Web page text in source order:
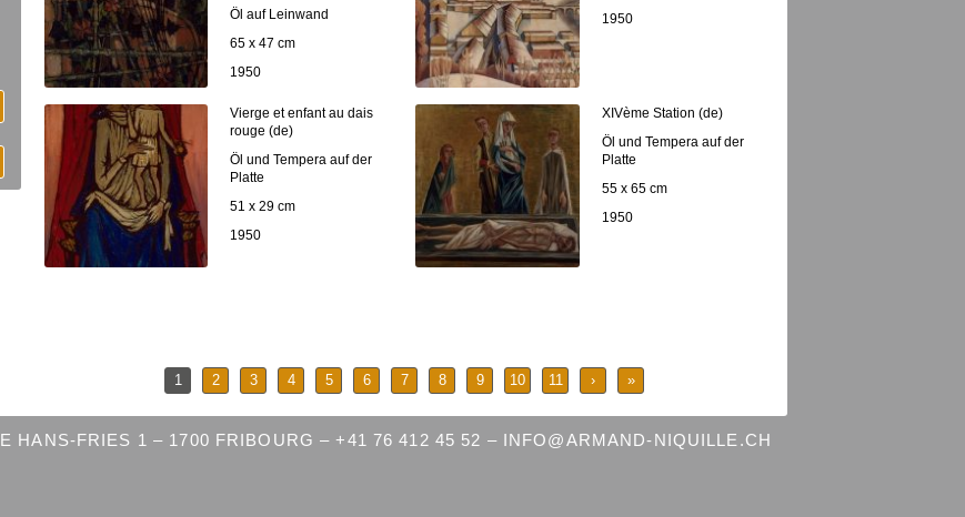
Öl auf Leinwand
65 x 47 cm
1950
1950
Vierge et enfant au dais
rouge (de)
Öl und Tempera auf der
Platte
51 x 29 cm
1950
XIVème Station (de)
Öl und Tempera auf der
Platte
55 x 65 cm
1950
1 2 3 4 5 6 7 8 9 10 11 › »
HANS-FRIES 1 – 1700 FRIBOURG – +41 76 412 45 52 – INFO@ARMAND-NIQUILLE.CH